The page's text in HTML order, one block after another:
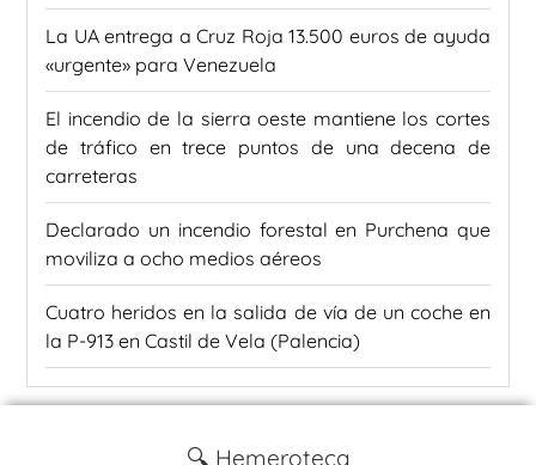
La UA entrega a Cruz Roja 13.500 euros de ayuda
«urgente» para Venezuela
El incendio de la sierra oeste mantiene los cortes
de tráfico en trece puntos de una decena de
carreteras
Declarado un incendio forestal en Purchena que
moviliza a ocho medios aéreos
Cuatro heridos en la salida de vía de un coche en
la P-913 en Castil de Vela (Palencia)
🔍 Hemeroteca